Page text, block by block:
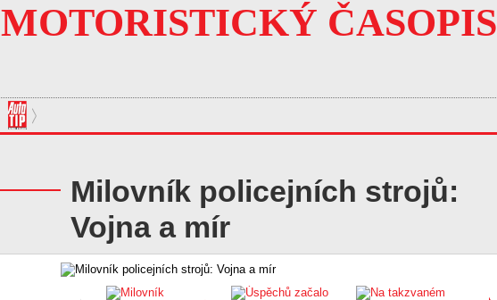
MOTORISTICKÝ ČASOPIS
Milovník policejních strojů:
Vojna a mír